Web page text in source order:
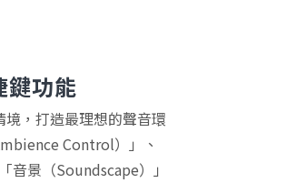
鍵功能
，打造最理想的聲音環
Control）」、
音景（Soundscape）」